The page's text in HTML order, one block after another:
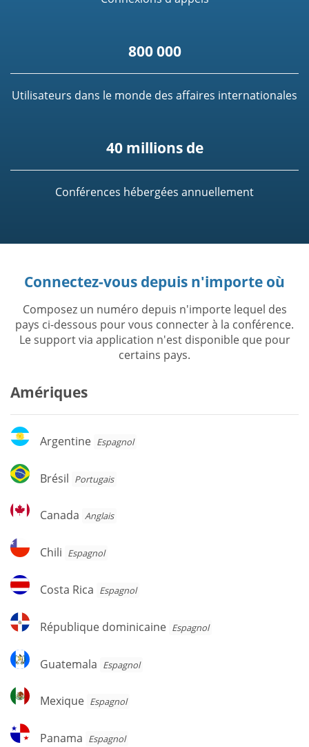
800 000
Utilisateurs dans le monde des affaires internationales
40 millions de
Conférences hébergées annuellement
Connectez-vous depuis n'importe où
Composez un numéro depuis n'importe lequel des
pays ci-dessous pour vous connecter à la conférence.
Le support via application n'est disponible que pour
certains pays.
Amériques
Argentine
Argentine Espagnol
Brésil
Brésil Portugais
Canada
Canada Anglais
Chili
Chili Espagnol
Costa
Rica
Costa Rica Espagnol
République
dominicaine
République dominicaine Espagnol
Guatemala
Guatemala Espagnol
Mexique
Mexique Espagnol
Panama
Panama Espagnol